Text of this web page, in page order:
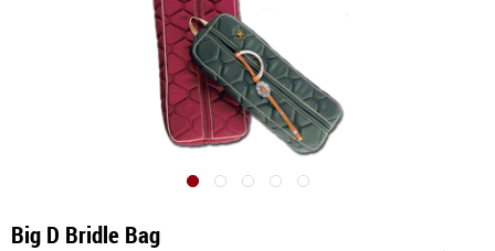
Big D Bridle Bag